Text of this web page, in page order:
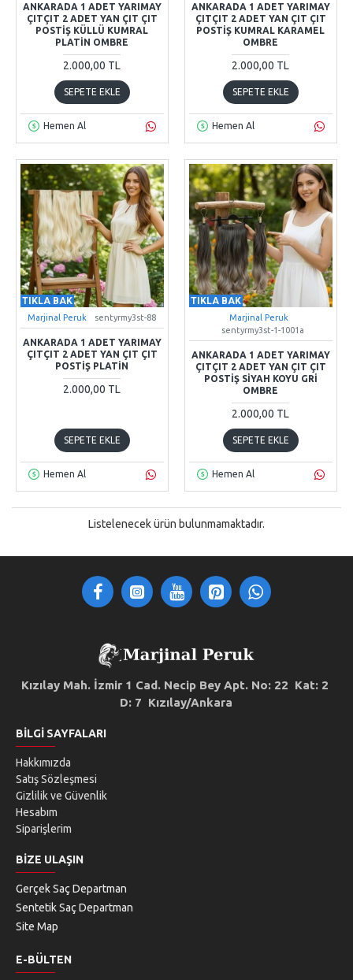
ANKARADA 1 ADET YARIMAY
ÇITÇIT 2 ADET YAN ÇIT ÇIT
POSTIŞ KÜLLÜ KUMRAL
PLATIN OMBRE
2.000,00 TL
SEPETE EKLE
Hemen Al
ANKARADA 1 ADET YARIMAY
ÇITÇIT 2 ADET YAN ÇIT ÇIT
POSTIŞ KUMRAL KARAMEL
OMBRE
2.000,00 TL
SEPETE EKLE
Hemen Al
TIKLA BAK
Marjinal Peruk sentyrmy3st-88
ANKARADA 1 ADET YARIMAY
ÇITÇIT 2 ADET YAN ÇIT ÇIT
POSTIŞ PLATIN
2.000,00 TL
SEPETE EKLE
Hemen Al
TIKLA BAK
Marjinal Peruk
sentyrmy3st-1-1001a
ANKARADA 1 ADET YARIMAY
ÇITÇIT 2 ADET YAN ÇIT ÇIT
POSTIŞ SIYAH KOYU GRI
OMBRE
2.000,00 TL
SEPETE EKLE
Hemen Al
Listelenecek ürün bulunmamaktadır.
Kızılay Mah. İzmir 1 Cad. Necip Bey Apt. No: 22 Kat: 2
D: 7 Kızılay/Ankara
BILGI SAYFALARI
Hakkımızda
Satış Sözleşmesi
Gizlilik ve Güvenlik
Hesabım
Siparişlerim
BIZE ULAŞIN
Gerçek Saç Departman
Sentetik Saç Departman
Site Map
E-BÜLTEN